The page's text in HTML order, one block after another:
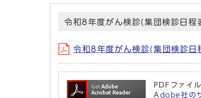
令和8年度がん検診(集団検診日程
令和8年度がん検診(集団検診
PDFファイ
Adobe社の